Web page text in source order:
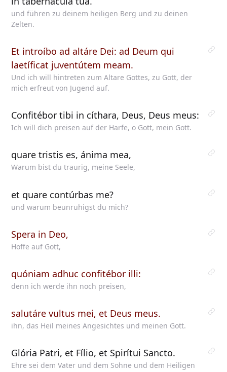
und führen zu deinem heiligen Berg und zu deinen
Zelten.
Et introíbo ad altáre Dei: ad Deum qui
laetíficat juventútem meam.
Und ich will hintreten zum Altare Gottes, zu Gott, der
mich erfreut von Jugend auf.
Confitébor tibi in cíthara, Deus, Deus meus:
Ich will dich preisen auf der Harfe, o Gott, mein Gott.
quare tristis es, ánima mea,
Warum bist du traurig, meine Seele,
et quare contúrbas me?
und warum beunruhigst du mich?
Spera in Deo,
Hoffe auf Gott,
quóniam adhuc confitébor illi:
denn ich werde ihn noch preisen,
salutáre vultus mei, et Deus meus.
ihn, das Heil meines Angesichtes und meinen Gott.
Glória Patri, et Fílio, et Spirítui Sancto.
Ehre sei dem Vater und dem Sohne und dem Heiligen